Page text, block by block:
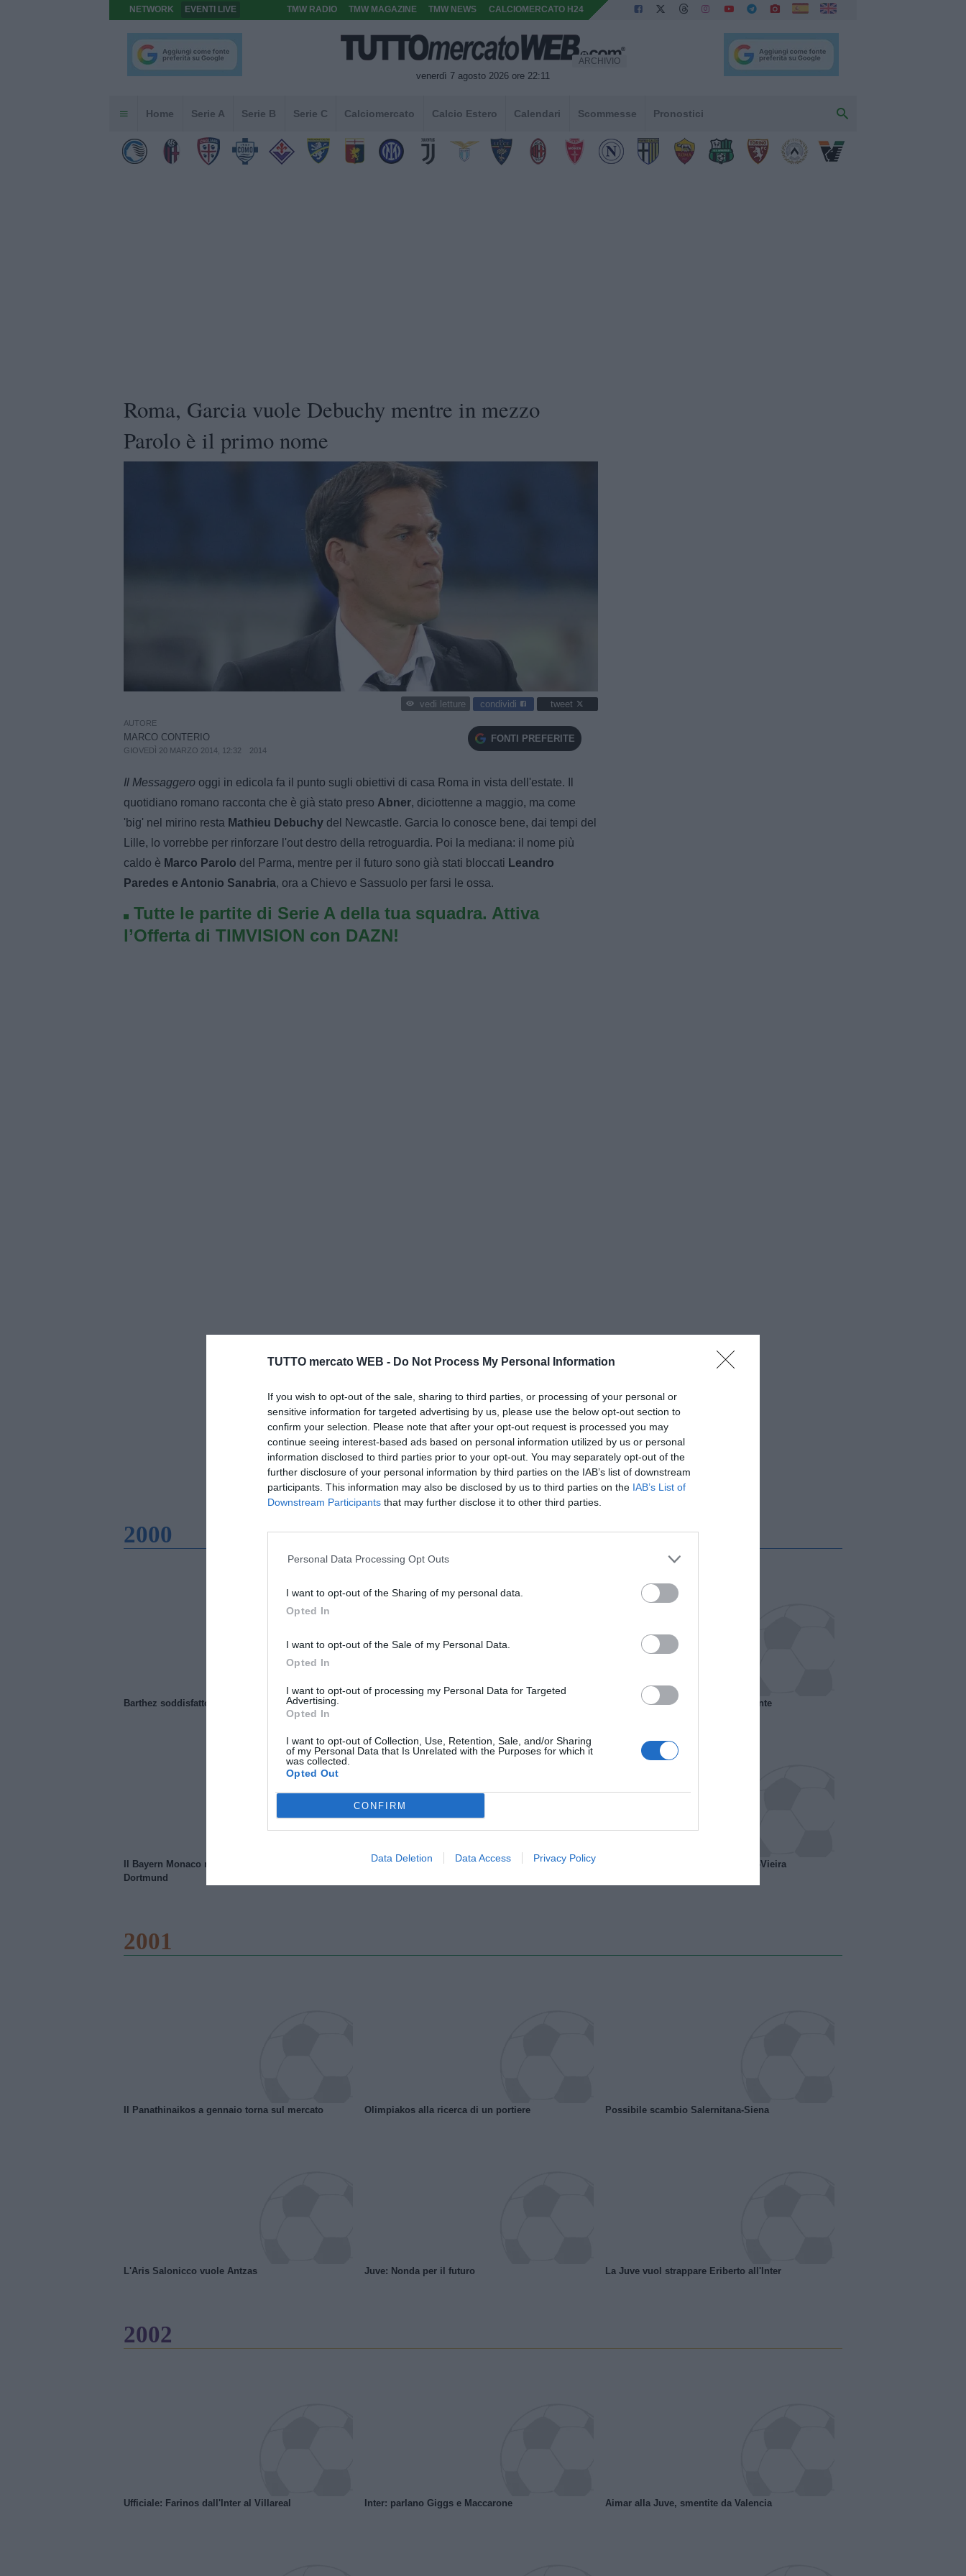
TUTTO mercato WEB - Do Not Process My Personal Information
If you wish to opt-out of the sale, sharing to third parties, or processing of your personal or
sensitive information for targeted advertising by us, please use the below opt-out section to
confirm your selection. Please note that after your opt-out request is processed you may
continue seeing interest-based ads based on personal information utilized by us or personal
information disclosed to third parties prior to your opt-out. You may separately opt-out of the
further disclosure of your personal information by third parties on the IAB’s list of downstream
participants. This information may also be disclosed by us to third parties on the IAB’s List of
Downstream Participants that may further disclose it to other third parties.
Personal Data Processing Opt Outs
I want to opt-out of the Sharing of my personal data.
Opted In
I want to opt-out of the Sale of my Personal Data.
Opted In
I want to opt-out of processing my Personal Data for Targeted
Advertising.
Opted In
I want to opt-out of Collection, Use, Retention, Sale, and/or Sharing
of my Personal Data that Is Unrelated with the Purposes for which it
was collected.
Opted Out
CONFIRM
Data Deletion Data Access Privacy Policy
NETWORK EVENTI LIVE TMW RADIO TMW MAGAZINE TMW NEWS CALCIOMERCATO H24
venerdì 7 agosto 2026 ore 22:11
ARCHIVIO
Home Serie A Serie B Serie C Calciomercato Calcio Estero Calendari Scommesse Pronostici
Roma, Garcia vuole Debuchy mentre in mezzo
Parolo è il primo nome
vedi letture condividi tweet
AUTORE
MARCO CONTERIO
GIOVEDÌ 20 MARZO 2014, 12:32 2014
FONTI PREFERITE
Il Messaggero oggi in edicola fa il punto sugli obiettivi di casa Roma in vista dell'estate. Il
quotidiano romano racconta che è già stato preso Abner, diciottenne a maggio, ma come
'big' nel mirino resta Mathieu Debuchy del Newcastle. Garcia lo conosce bene, dai tempi del
Lille, lo vorrebbe per rinforzare l'out destro della retroguardia. Poi la mediana: il nome più
caldo è Marco Parolo del Parma, mentre per il futuro sono già stati bloccati Leandro
Paredes e Antonio Sanabria, ora a Chievo e Sassuolo per farsi le ossa.
Tutte le partite di Serie A della tua squadra. Attiva
l’Offerta di TIMVISION con DAZN!
2000
Barthez soddisfatto del Manchester United Francia, il Marsiglia senza presidente
Il Bayern Monaco ridimensiona il Borussia
Dortmund
Wiltord vuole giocare A gennaio ipotesi scambio Davids-Vieira
2001
Il Panathinaikos a gennaio torna sul mercato Olimpiakos alla ricerca di un portiere Possibile scambio Salernitana-Siena
L'Aris Salonicco vuole Antzas Juve: Nonda per il futuro La Juve vuol strappare Eriberto all'Inter
2002
Ufficiale: Farinos dall'Inter al Villareal Inter: parlano Giggs e Maccarone Aimar alla Juve, smentite da Valencia